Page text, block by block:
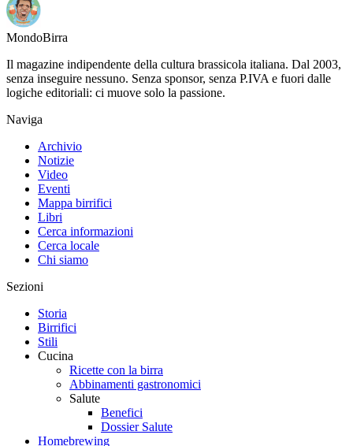
MondoBirra
Il magazine indipendente della cultura brassicola italiana. Dal 2003,
senza inseguire nessuno. Senza sponsor, senza P.IVA e fuori dalle
logiche editoriali: ci muove solo la passione.
Naviga
Archivio
Notizie
Video
Eventi
Mappa birrifici
Libri
Cerca informazioni
Cerca locale
Chi siamo
Sezioni
Storia
Birrifici
Stili
Cucina
Ricette con la birra
Abbinamenti gastronomici
Salute
Benefici
Dossier Salute
Homebrewing